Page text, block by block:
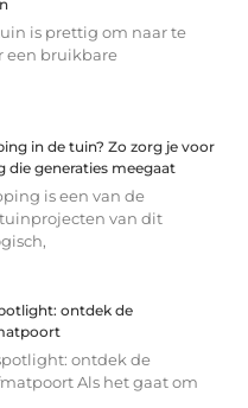
is prettig om naar te
een bruikbare
in de tuin? Zo zorg je voor
die generaties meegaat
is een van de
van dit
ontdek de
ontdek de
Als het gaat om